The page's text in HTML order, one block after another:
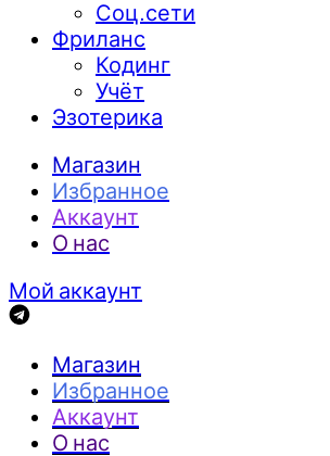
Соц.сети
Фриланс
Кодинг
Учёт
Эзотерика
Магазин
Избранное
Аккаунт
О нас
Мой аккаунт
Магазин
Избранное
Аккаунт
О нас